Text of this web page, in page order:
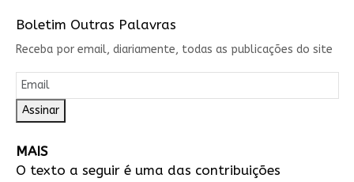
Boletim Outras Palavras
Receba por email, diariamente, todas as publicações do site
Assinar
MAIS
O texto a seguir é uma das contribuições